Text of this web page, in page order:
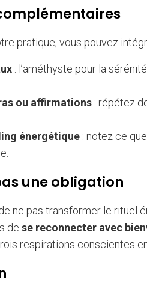
pratique, vous pouvez
: l’améthyste pour la
ou affirmations : répétez
énergétique : notez ce
une obligation
ne pas transformer le rituel
de se reconnecter avec
respirations conscientes